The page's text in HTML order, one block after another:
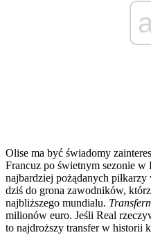
Olise ma być świadomy
Francuz po świetnym sezonie w
najbardziej pożądanych
dziś do grona zawodników,
najbliższego mundialu.
milionów euro. Jeśli Real
to najdroższy transfer w historii